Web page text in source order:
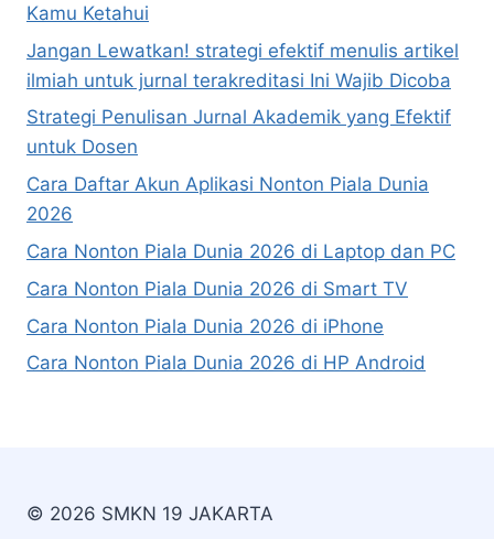
Kamu Ketahui
Jangan Lewatkan! strategi efektif menulis artikel
ilmiah untuk jurnal terakreditasi Ini Wajib Dicoba
Strategi Penulisan Jurnal Akademik yang Efektif
untuk Dosen
Cara Daftar Akun Aplikasi Nonton Piala Dunia
2026
Cara Nonton Piala Dunia 2026 di Laptop dan PC
Cara Nonton Piala Dunia 2026 di Smart TV
Cara Nonton Piala Dunia 2026 di iPhone
Cara Nonton Piala Dunia 2026 di HP Android
© 2026 SMKN 19 JAKARTA